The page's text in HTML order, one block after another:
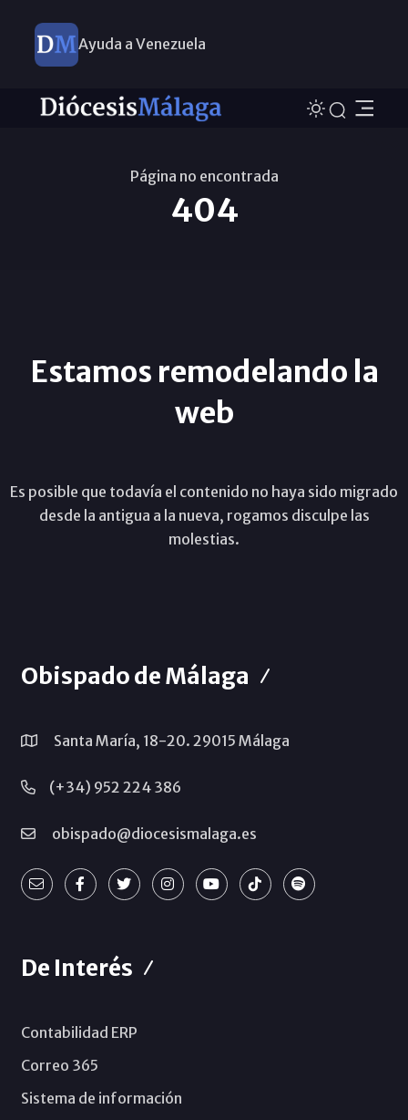
Ayuda a Venezuela
Nuevos nombramientos
Página no encontrada
404
Estamos remodelando la
web
Es posible que todavía el contenido no haya sido migrado
desde la antigua a la nueva, rogamos disculpe las
molestias.
Obispado de Málaga
Santa María, 18-20. 29015 Málaga
(+34) 952 224 386
obispado@diocesismalaga.es
De Interés
Contabilidad ERP
Correo 365
Sistema de información